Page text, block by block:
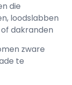
die
loodslabben
dakranden
zware
te